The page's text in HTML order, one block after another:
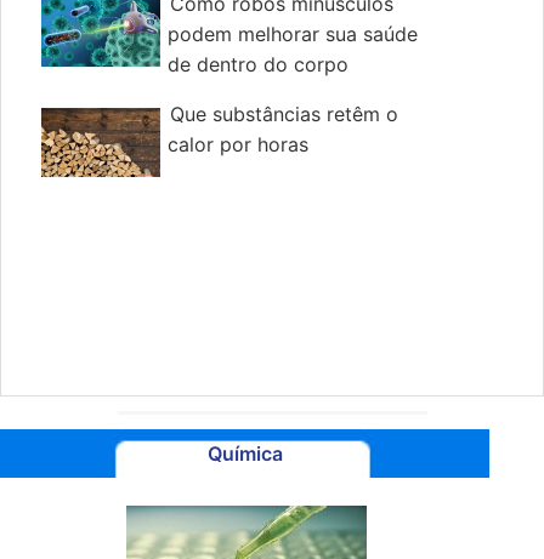
podem melhorar sua saúde
de dentro do corpo
Que substâncias retêm o
calor por horas
Química